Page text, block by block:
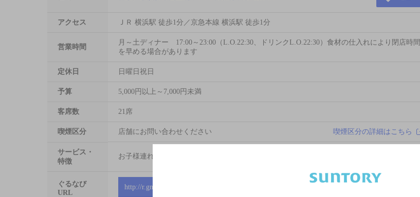
アクセス ＪＲ 横浜駅 徒歩1分／京急本線 横浜駅 徒歩1分
営業時間
月～土ディナー 17:00～23:00（L.O.22:30、ドリンクL.O.22:30）食材の仕入れにより閉店時間
を早める場合があります
定休日 日曜日祝日
予算 5,000円以上～7,000円未満
客席数 21席
喫煙区分 店舗にお問い合わせください 喫煙区分の詳細はこちら
サービス・
特徴
お子様連れ大歓迎
ぐるなび
URL
http://r.gnavi.co.jp/gh6j500